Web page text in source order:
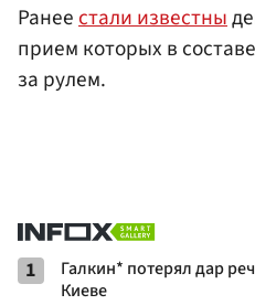
Ранеестали известны
прием которых в
за рулем.
1
Галкин* потерял дар
Киеве